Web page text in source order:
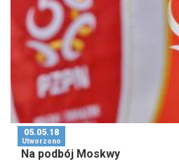
05.05.18
Utworzono
Na podbój Moskwy